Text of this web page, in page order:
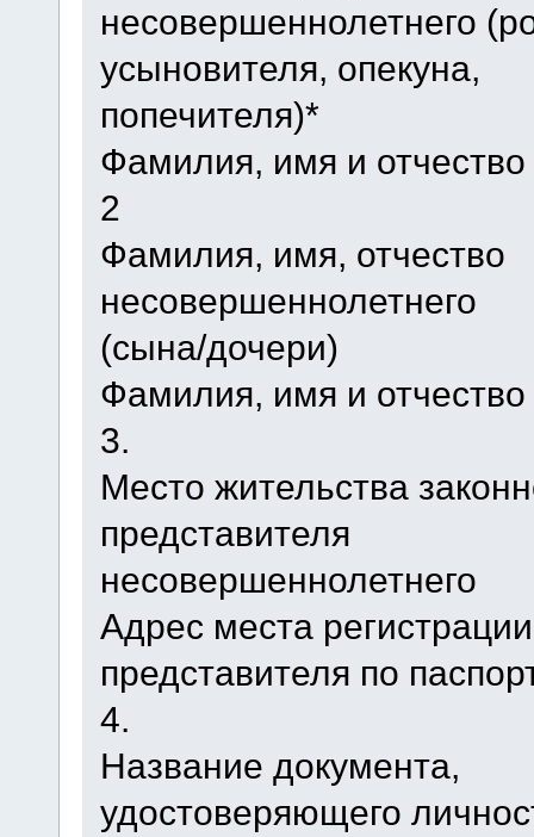
несовершеннолетнего
усыновителя, опекуна,
попечителя)*
Фамилия, имя и отчество
2
Фамилия, имя, отчество
несовершеннолетнего
(сына/дочери)
Фамилия, имя и отчество
3.
Место жительства
представителя
несовершеннолетнего
Адрес места
представителя по
4.
Название документа,
удостоверяющего